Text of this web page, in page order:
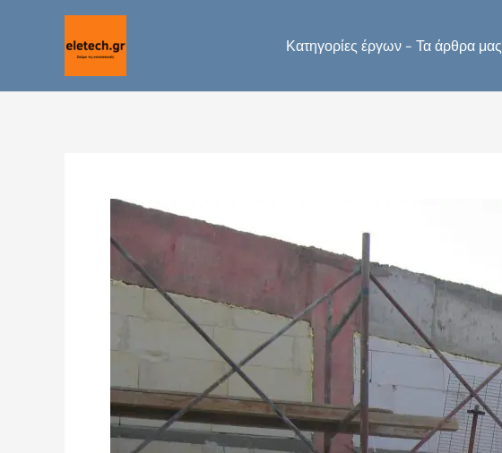
Μετάβαση
περιεχόμενο
Κατηγορίες έργων – Τα άρθρα μας